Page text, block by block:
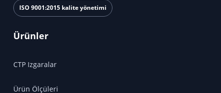
ISO 9001:2015 kalite yönetimi
Ürünler
CTP Izgaralar
Ürün Ölçüleri